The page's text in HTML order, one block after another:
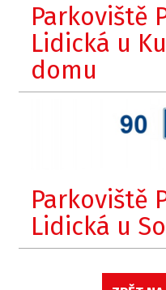
Parkoviště
Lidická u
domu
Parkoviště
Lidická u